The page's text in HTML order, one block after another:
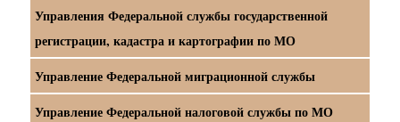
Управления Федеральной службы государственной
регистрации, кадастра и картографии по МО
Управление Федеральной миграционной службы
Управление Федеральной налоговой службы по МО